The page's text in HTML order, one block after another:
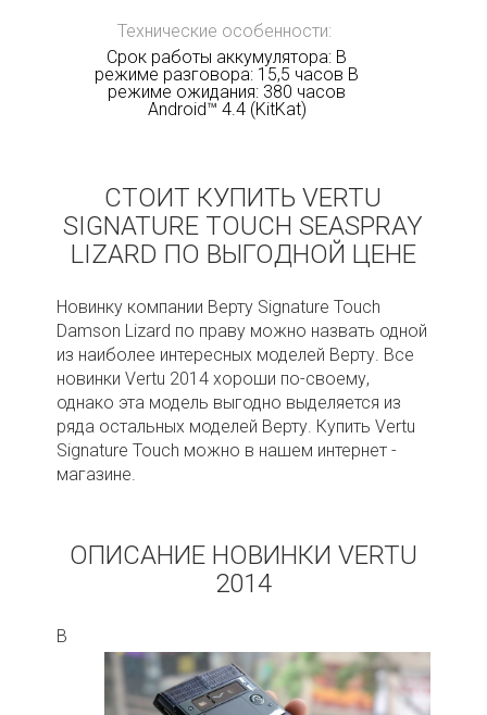
Технические особенности:
Срок работы аккумулятора: В
режиме разговора: 15,5 часов В
режиме ожидания: 380 часов
Android™ 4.4 (KitKat)
СТОИТ КУПИТЬ VERTU
SIGNATURE TOUCH SEASPRAY
LIZARD ПО ВЫГОДНОЙ ЦЕНЕ
Новинку компании Верту Signature Touch
Damson Lizard по праву можно назвать одной
из наиболее интересных моделей Верту. Все
новинки Vertu 2014 хороши по-своему,
однако эта модель выгодно выделяется из
ряда остальных моделей Верту. Купить Vertu
Signature Touch можно в нашем интернет -
магазине.
ОПИСАНИЕ НОВИНКИ VERTU
2014
В